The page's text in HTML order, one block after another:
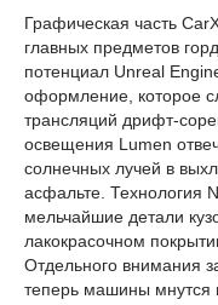
Графическая часть
главных предметов
потенциал Unreal
оформление, которое
трансляций дрифт-
освещения Lumen
солнечных лучей в
асфальте. Технология
мельчайшие детали
лакокрасочном
Отдельного внимания
теперь машины мнутся